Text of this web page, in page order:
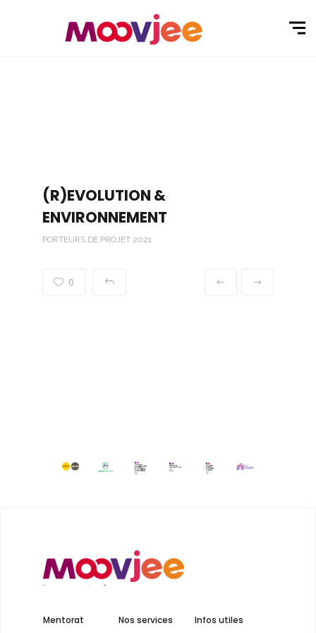
(R)EVOLUTION &
ENVIRONNEMENT
PORTEURS DE PROJET 2021
0
Mentorat Nos services Infos utiles